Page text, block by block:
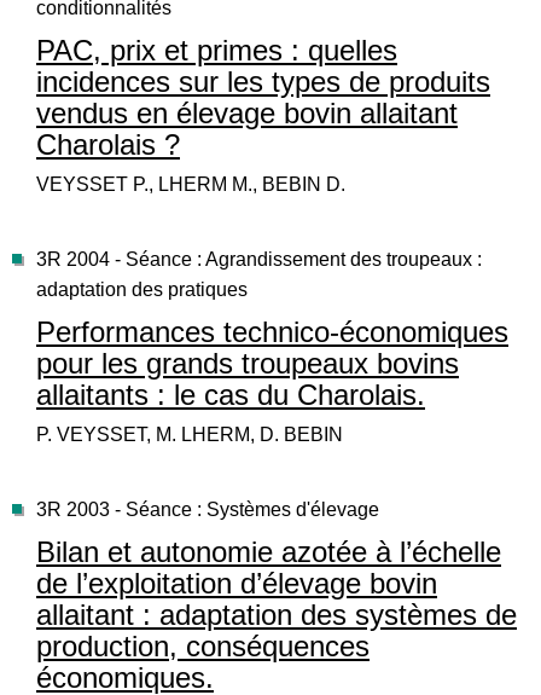
conditionnalités
PAC, prix et primes : quelles
incidences sur les types de produits
vendus en élevage bovin allaitant
Charolais ?
VEYSSET P., LHERM M., BEBIN D.
3R 2004 - Séance : Agrandissement des troupeaux :
adaptation des pratiques
Performances technico-économiques
pour les grands troupeaux bovins
allaitants : le cas du Charolais.
P. VEYSSET, M. LHERM, D. BEBIN
3R 2003 - Séance : Systèmes d'élevage
Bilan et autonomie azotée à l’échelle
de l’exploitation d’élevage bovin
allaitant : adaptation des systèmes de
production, conséquences
économiques.